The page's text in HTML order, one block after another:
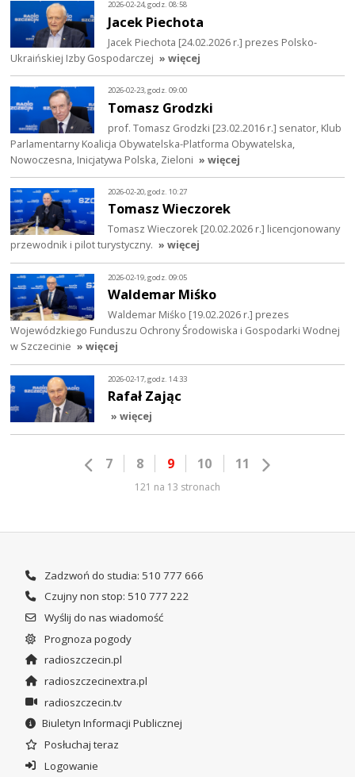
2026-02-24, godz. 08:58
Jacek Piechota
Jacek Piechota [24.02.2026 r.] prezes Polsko-
Ukraińskiej Izby Gospodarczej » więcej
2026-02-23, godz. 09:00
Tomasz Grodzki
prof. Tomasz Grodzki [23.02.2016 r.] senator, Klub
Parlamentarny Koalicja Obywatelska-Platforma Obywatelska,
Nowoczesna, Inicjatywa Polska, Zieloni » więcej
2026-02-20, godz. 10:27
Tomasz Wieczorek
Tomasz Wieczorek [20.02.2026 r.] licencjonowany
przewodnik i pilot turystyczny. » więcej
2026-02-19, godz. 09:05
Waldemar Miśko
Waldemar Miśko [19.02.2026 r.] prezes
Wojewódzkiego Funduszu Ochrony Środowiska i Gospodarki Wodnej
w Szczecinie » więcej
2026-02-17, godz. 14:33
Rafał Zając
» więcej
7 8 9 10 11
121 na 13 stronach
Zadzwoń do studia: 510 777 666
Czujny non stop: 510 777 222
Wyślij do nas wiadomość
Prognoza pogody
radioszczecin.pl
radioszczecinextra.pl
radioszczecin.tv
Biuletyn Informacji Publicznej
Posłuchaj teraz
Logowanie